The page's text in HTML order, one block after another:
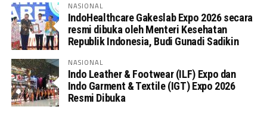
NASIONAL
IndoHealthcare Gakeslab Expo 2026 secara
resmi dibuka oleh Menteri Kesehatan
Republik Indonesia, Budi Gunadi Sadikin
NASIONAL
Indo Leather & Footwear (ILF) Expo dan
Indo Garment & Textile (IGT) Expo 2026
Resmi Dibuka